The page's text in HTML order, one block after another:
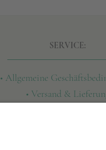
SERVICE:
• Allgemeine
• Versand &